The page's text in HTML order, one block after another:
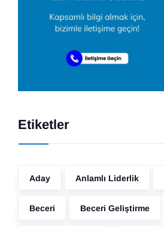
Etiketler
Aday Anlamlı Liderlik
Beceri Beceri Geliştirme